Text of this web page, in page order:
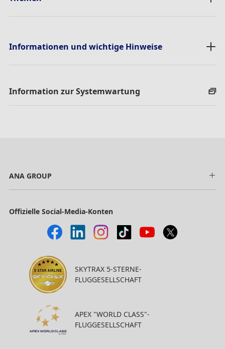
Informationen und wichtige Hinweise
Information zur Systemwartung
ANA GROUP
Offizielle Social-Media-Konten
SKYTRAX 5-STERNE-
FLUGGESELLSCHAFT
APEX "WORLD CLASS"-
FLUGGESELLSCHAFT